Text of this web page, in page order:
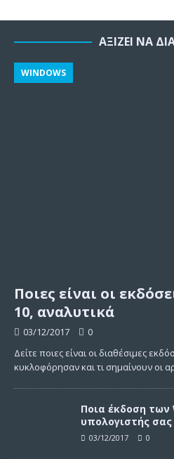
ΑΞΊΖΕΙ ΝΑ
Ποιες είναι οι
10, αναλυτικά
WINDOWS
03/12/2017
0
Δείτε ποιες είναι οι διαθέσιμες
κυκλοφόρησαν και τι σημαίνουν οι
Ποια έκδοση των
υπολογιστής σας
03/12/2017 0